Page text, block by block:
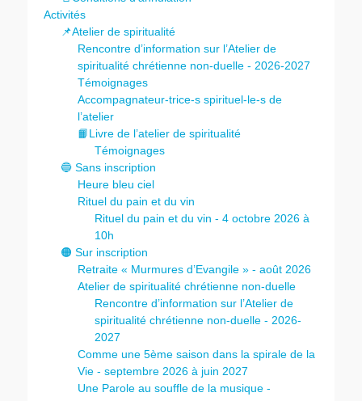
Activités
📌Atelier de spiritualité
Rencontre d’information sur l’Atelier de
spiritualité chrétienne non-duelle - 2026-2027
Témoignages
Accompagnateur-trice-s spirituel-le-s de
l’atelier
📙Livre de l’atelier de spiritualité
Témoignages
🔵 Sans inscription
Heure bleu ciel
Rituel du pain et du vin
Rituel du pain et du vin - 4 octobre 2026 à
10h
🟠 Sur inscription
Retraite « Murmures d’Evangile » - août 2026
Atelier de spiritualité chrétienne non-duelle
Rencontre d’information sur l’Atelier de
spiritualité chrétienne non-duelle - 2026-
2027
Comme une 5ème saison dans la spirale de la
Vie - septembre 2026 à juin 2027
Une Parole au souffle de la musique -